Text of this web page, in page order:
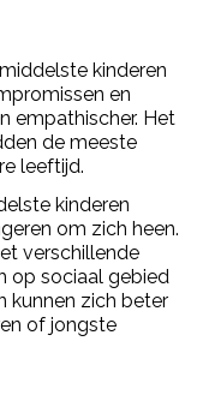
kinderen
en
empathischer. Het
de meeste
leeftijd.
kinderen
om zich heen.
verschillende
op sociaal gebied
kunnen zich beter
of jongste